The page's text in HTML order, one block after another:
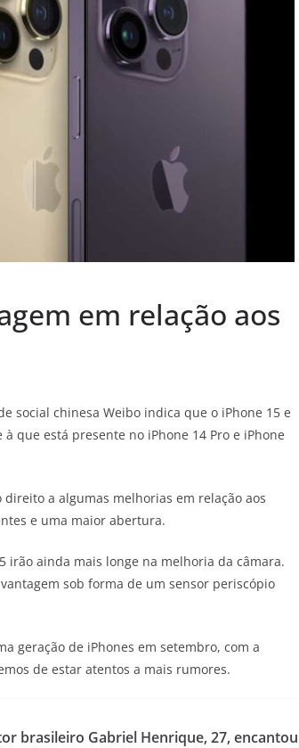
em relação aos
social chinesa Weibo indica que o iPhone 15 e
que está presente no iPhone 14 Pro e iPhone
a algumas melhorias em relação aos
e uma maior abertura.
irão ainda mais longe na melhoria da câmara.
sob forma de um sensor periscópio
geração de iPhones em setembro, com a
de estar atentos a mais rumores.
brasileiro Gabriel Henrique, 27, encantou